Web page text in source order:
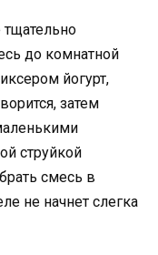
до комнатной
йогурт,
затем
струйкой
смесь в
не начнет слегка